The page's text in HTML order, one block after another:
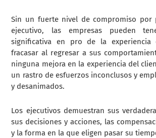
Sin un fuerte nivel de compromiso por
ejecutivo, las empresas pueden
significativa en pro de la experiencia
fracasar al regresar a sus
ninguna mejora en la experiencia del
un rastro de esfuerzos inconclusos y
y desanimados.
Los ejecutivos demuestran sus
sus decisiones y acciones, las
y la forma en la que eligen pasar su